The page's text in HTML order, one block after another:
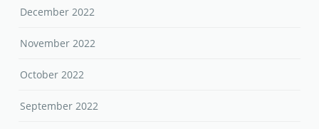
December 2022
November 2022
October 2022
September 2022